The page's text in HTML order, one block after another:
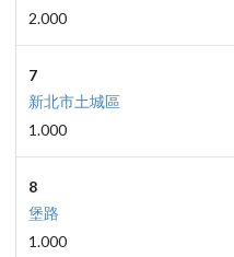
2.000
7
新北市土城區
1.000
8
堡路
1.000